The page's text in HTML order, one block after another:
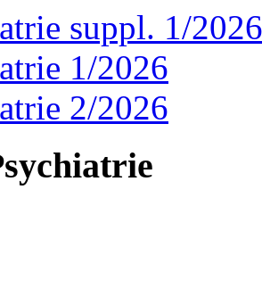
suppl. 1/2026
1/2026
2/2026